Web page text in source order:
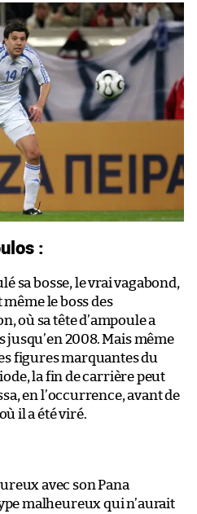
:
sa bosse, le vrai vagabond,
même le boss des
où sa tête d’ampoule a
2008. Mais même
figures marquantes du
la fin de carrière peut
en l’occurrence, avant de
il a été viré.
avec son Pana
malheureux qui n’aurait